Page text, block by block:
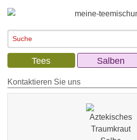
Tees Salben
Kontaktieren Sie uns